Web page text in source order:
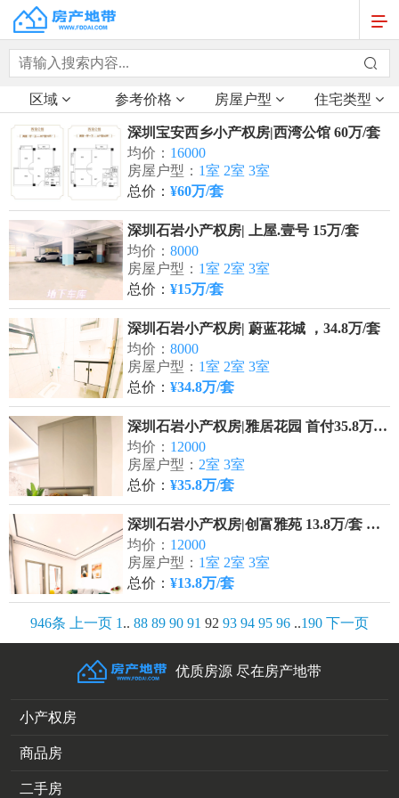
区域 参考价格 房屋户型 住宅类型
深圳宝安西乡小产权房|西湾公馆 60万/套
均价： 16000
房屋户型： 1室 2室 3室
总价：¥60万/套
深圳石岩小产权房| 上屋.壹号 15万/套
均价：8000
房屋户型： 1室 2室 3室
总价：¥15万/套
深圳石岩小产权房| 蔚蓝花城 ，34.8万/套
均价：8000
房屋户型： 1室 2室 3室
总价：¥34.8万/套
深圳石岩小产权房|雅居花园 首付35.8万/套应人石站600米
均价： 12000
房屋户型： 2室 3室
总价：¥35.8万/套
深圳石岩小产权房|创富雅苑 13.8万/套 应人石地铁600米
均价： 12000
房屋户型： 1室 2室 3室
总价：¥13.8万/套
946条 上一页 1 .. 88 89 90 91 92 93 94 95 96 ..190 下一页
优质房源 尽在房产地带
小产权房
商品房
二手房